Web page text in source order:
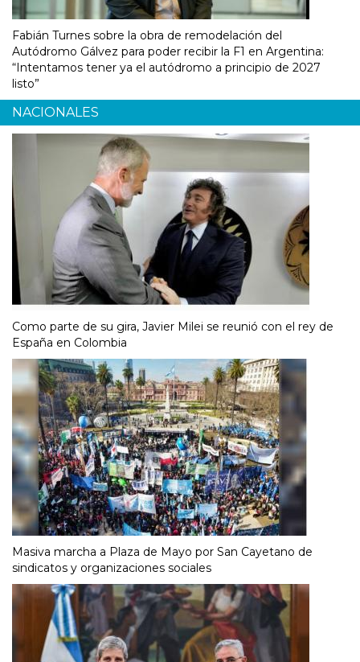
Fabián Turnes sobre la obra de remodelación del
Autódromo Gálvez para poder recibir la F1 en Argentina:
“Intentamos tener ya el autódromo a principio de 2027
listo”
NACIONALES
Como parte de su gira, Javier Milei se reunió con el rey de
España en Colombia
Masiva marcha a Plaza de Mayo por San Cayetano de
sindicatos y organizaciones sociales